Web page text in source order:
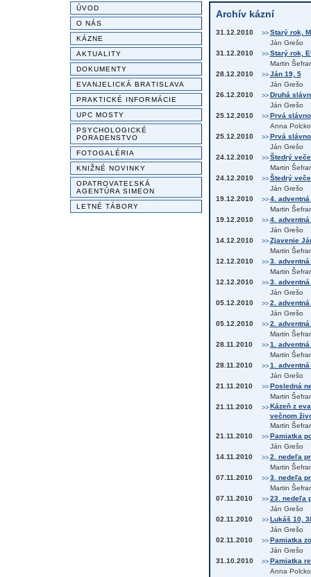
ÚVOD
O NÁS
KÁZNE
AKTUALITY
DOKUMENTY
EVANJELICKÁ BRATISLAVA
PRAKTICKÉ INFORMÁCIE
UPC MOSTY
PSYCHOLOGICKÉ
PORADENSTVO
FOTOGALÉRIA
KNIŽNÉ NOVINKY
OPATROVATEĽSKÁ
AGENTÚRA SIMEON
LETNÉ TÁBORY
Archív kázní
31.12.2010 >> Starý rok,
Ján Grešo
31.12.2010
>> Starý rok,
Martin
28.12.2010
>> Ján 19, 5
Ján Grešo
26.12.2010
>> Druhá
Ján Grešo
25.12.2010
>> Prvá
Anna
25.12.2010
>> Prvá
Ján Grešo
24.12.2010
>> Štedrý
Martin
24.12.2010
>> Štedrý
Ján Grešo
19.12.2010
>> 4.
Martin
19.12.2010
>> 4.
Ján Grešo
14.12.2010
>> Zjavenie
Martin
12.12.2010
>> 3.
Martin
12.12.2010
>> 3.
Ján Grešo
05.12.2010
>> 2.
Ján Grešo
05.12.2010
>> 2.
Martin
28.11.2010
>> 1.
Martin
28.11.2010
>> 1.
Ján Grešo
21.11.2010
>> Posledná
Martin
21.11.2010
>> Kázeň z
večnom
Martin
21.11.2010
>> Pamiatka
Ján Grešo
14.11.2010
>> 2. nedeľa
Martin
07.11.2010
>> 3. nedeľa
Martin
07.11.2010
>> 23. nedeľa
Ján Grešo
02.11.2010
>> Lukáš 10,
Ján Grešo
02.11.2010
>> Pamiatka
Ján Grešo
31.10.2010
>> Pamiatka
Anna